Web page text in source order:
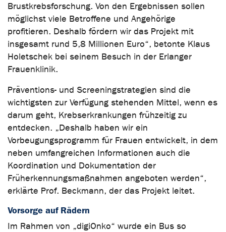
Brustkrebsforschung. Von den Ergebnissen sollen
möglichst viele Betroffene und Angehörige
profitieren. Deshalb fördern wir das Projekt mit
insgesamt rund 5,8 Millionen Euro“, betonte Klaus
Holetschek bei seinem Besuch in der Erlanger
Frauenklinik.
Präventions- und Screeningstrategien sind die
wichtigsten zur Verfügung stehenden Mittel, wenn es
darum geht, Krebserkrankungen frühzeitig zu
entdecken. „Deshalb haben wir ein
Vorbeugungsprogramm für Frauen entwickelt, in dem
neben umfangreichen Informationen auch die
Koordination und Dokumentation der
Früherkennungsmaßnahmen angeboten werden“,
erklärte Prof. Beckmann, der das Projekt leitet.
Vorsorge auf Rädern
Im Rahmen von „digiOnko“ wurde ein Bus so